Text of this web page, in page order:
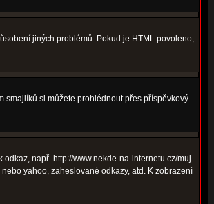
jiných problémů. Pokud je HTML povoleno,
smajlíků si můžete prohlédnout přes příspěvkový
např. http://www.nekde-na-internetu.cz/muj-
yahoo, zaheslované odkazy, atd. K zobrazení